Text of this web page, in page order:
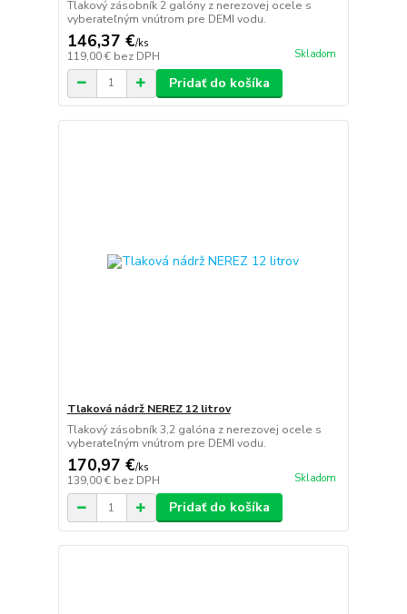
Tlakový zásobník 2 galóny z nerezovej ocele s
vyberateľným vnútrom pre DEMI vodu.
146,37 €/ks
119,00 € bez DPH Skladom
Pridať do košíka
Tlaková nádrž NEREZ 12 litrov
Tlakový zásobník 3,2 galóna z nerezovej ocele s
vyberateľným vnútrom pre DEMI vodu.
170,97 €/ks
139,00 € bez DPH Skladom
Pridať do košíka